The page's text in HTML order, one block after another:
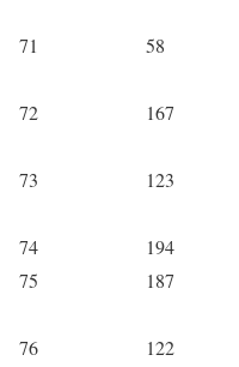
71
58
72
167
73
123
74
194
75
187
76
122